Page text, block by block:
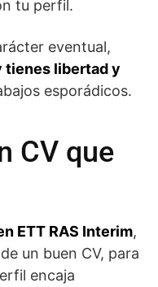
tu perfil.
eventual,
tienes libertad y
esporádicos.
CV que
ETT RAS Interim,
un buen CV, para
encaja